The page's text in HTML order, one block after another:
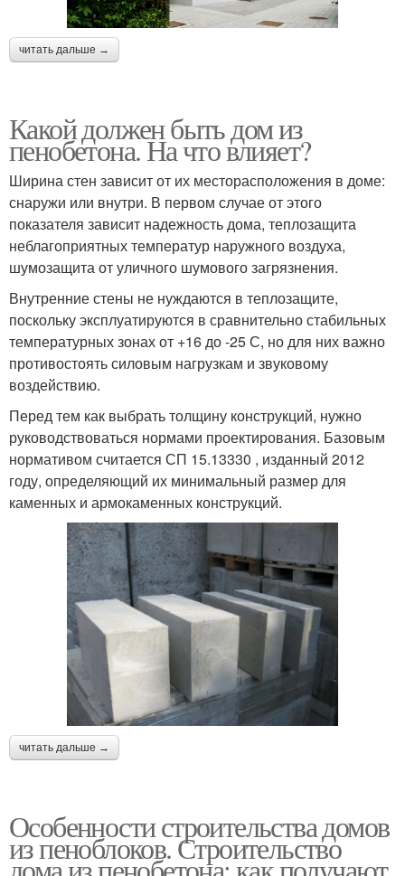
читать дальше →
Какой должен быть дом из
пенобетона. На что влияет?
Ширина стен зависит от их месторасположения в доме:
снаружи или внутри. В первом случае от этого
показателя зависит надежность дома, теплозащита
неблагоприятных температур наружного воздуха,
шумозащита от уличного шумового загрязнения.
Внутренние стены не нуждаются в теплозащите,
поскольку эксплуатируются в сравнительно стабильных
температурных зонах от +16 до -25 С, но для них важно
противостоять силовым нагрузкам и звуковому
воздействию.
Перед тем как выбрать толщину конструкций, нужно
руководствоваться нормами проектирования. Базовым
нормативом считается СП 15.13330 , изданный 2012
году, определяющий их минимальный размер для
каменных и армокаменных конструкций.
читать дальше →
Особенности строительства домов
из пеноблоков. Строительство